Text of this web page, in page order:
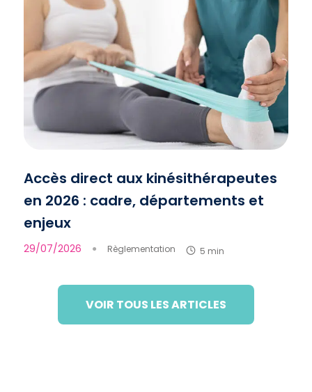
Accès direct aux kinésithérapeutes
en 2026 : cadre, départements et
enjeux
29/07/2026 ● Règlementation 5 min
VOIR TOUS LES ARTICLES